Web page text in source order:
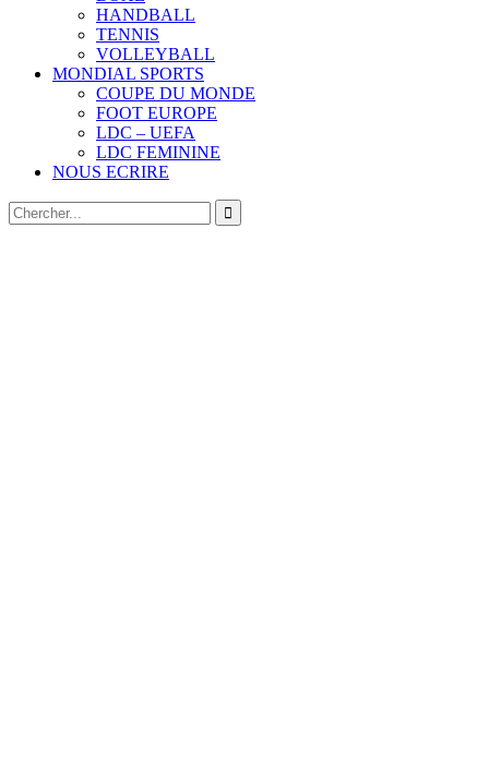
HANDBALL
TENNIS
VOLLEYBALL
MONDIAL SPORTS
COUPE DU MONDE
FOOT EUROPE
LDC – UEFA
LDC FEMININE
NOUS ECRIRE